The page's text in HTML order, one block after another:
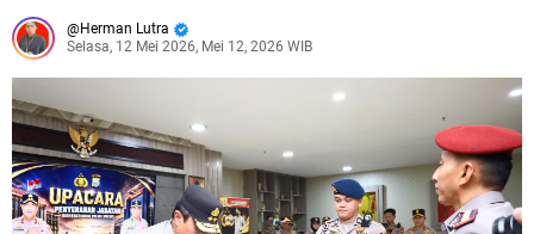
Herman Lutra
Selasa, 12 Mei 2026, Mei 12, 2026 WIB